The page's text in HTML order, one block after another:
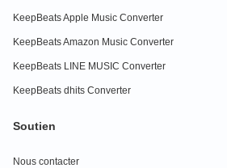
KeepBeats Apple Music Converter
KeepBeats Amazon Music Converter
KeepBeats LINE MUSIC Converter
KeepBeats dhits Converter
Soutien
Nous contacter